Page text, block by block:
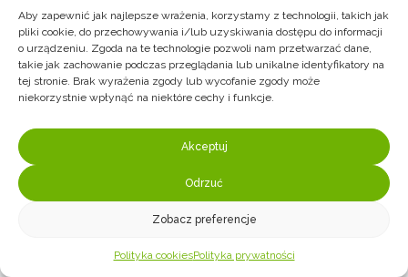
Aby zapewnić jak najlepsze wrażenia, korzystamy z technologii, takich jak
pliki cookie, do przechowywania i/lub uzyskiwania dostępu do informacji
o urządzeniu. Zgoda na te technologie pozwoli nam przetwarzać dane,
takie jak zachowanie podczas przeglądania lub unikalne identyfikatory na
tej stronie. Brak wyrażenia zgody lub wycofanie zgody może
niekorzystnie wpłynąć na niektóre cechy i funkcje.
Akceptuj
Odrzuć
Zobacz preferencje
Polityka cookiesPolityka prywatności
współautorka programu zajęć treningu funkcji
poznawczych oraz terapii rozumienia dla osób z afazją
Osobiste zainteresowanie filmem łączy w pracy
zawodowej przygotowując spotkania
filmoterapeutyczne. Poza pracą z pacjentami
psychomterii.